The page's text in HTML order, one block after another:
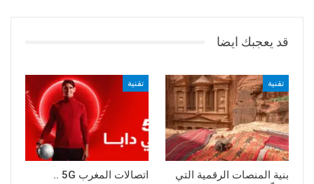
قد يعجبك ايضا
تقنية
بنية المنصات الرقمية التي
تقنية
اتصالات المغرب 5G ..